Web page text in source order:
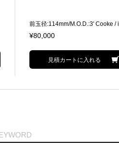
前玉径:114mm/M.O.D.:3' Cooke / i
LEITZ PRIMEとカラーマッチング
小限のブリージング 低歪率
¥80,000
見積カートに入れる